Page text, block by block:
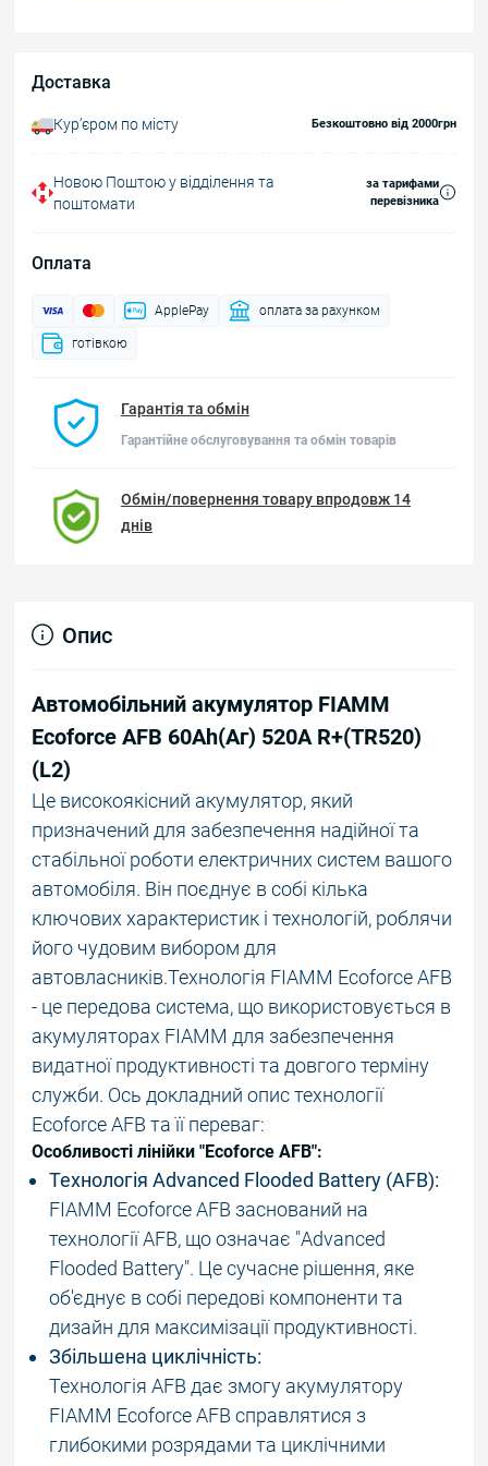
Доставка
Курʼєром по місту Безкоштовно від 2000грн
Новою Поштою у відділення та
поштомати
за тарифами
перевізника
Оплата
ApplePay оплата за рахунком
готівкою
Гарантія та обмін
Гарантійне обслуговування та обмін товарів
Обмін/повернення товару впродовж 14
днів
Опис
Автомобільний акумулятор FIAMM
Ecoforce AFB 60Аh(Аг) 520А R+(TR520)
(L2)
Це високоякісний акумулятор, який
призначений для забезпечення надійної та
стабільної роботи електричних систем вашого
автомобіля. Він поєднує в собі кілька
ключових характеристик і технологій, роблячи
його чудовим вибором для
автовласників.Технологія FIAMM Ecoforce AFB
- це передова система, що використовується в
акумуляторах FIAMM для забезпечення
видатної продуктивності та довгого терміну
служби. Ось докладний опис технології
Ecoforce AFB та її переваг:
Особливості лінійки "Ecoforce AFB":
Технологія Advanced Flooded Battery (AFB):
FIAMM Ecoforce AFB заснований на
технології AFB, що означає "Advanced
Flooded Battery". Це сучасне рішення, яке
об'єднує в собі передові компоненти та
дизайн для максимізації продуктивності.
Збільшена циклічність:
Технологія AFB дає змогу акумулятору
FIAMM Ecoforce AFB справлятися з
глибокими розрядами та циклічними